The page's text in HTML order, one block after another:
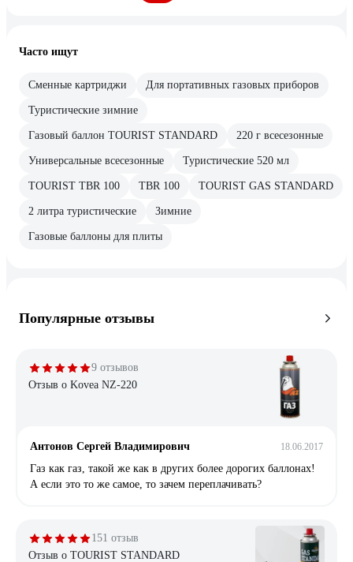
Часто ищут
Сменные картриджи Для портативных газовых приборов
Туристические зимние
Газовый баллон TOURIST STANDARD 220 г всесезонные
Универсальные всесезонные Туристические 520 мл
TOURIST TBR 100 TBR 100 TOURIST GAS STANDARD
2 литра туристические Зимние
Газовые баллоны для плиты
Популярные отзывы
9 отзывов
Отзыв о Kovea NZ-220
Антонов Сергей Владимирович 18.06.2017
Газ как газ, такой же как в других более дорогих баллонах!
А если это то же самое, то зачем переплачивать?
151 отзыв
Отзыв о TOURIST STANDARD